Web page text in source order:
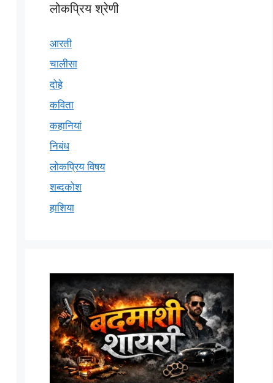
लोकप्रिय श्रेणी
आरती
चालीसा
दोहे
कविता
कहानियां
निबंध
लोकप्रिय विषय
शब्दकोश
हाशिया